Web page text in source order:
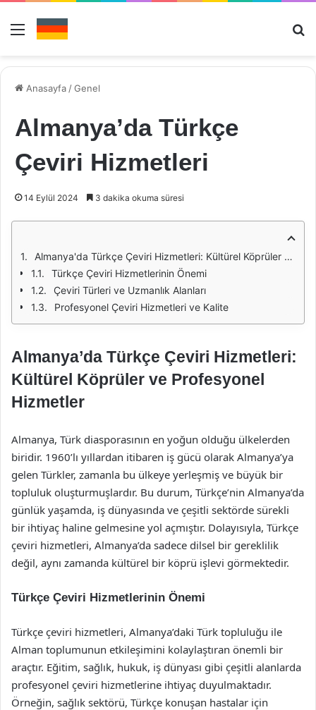
Menü
Anasayfa /Genel
Almanya’da Türkçe
Çeviri Hizmetleri
14 Eylül 2024 3 dakika okuma süresi
Almanya'da Türkçe Çeviri Hizmetleri: Kültürel Köprüler ve Profesyonel Hizmetler
Türkçe Çeviri Hizmetlerinin Önemi
Çeviri Türleri ve Uzmanlık Alanları
Profesyonel Çeviri Hizmetleri ve Kalite
Almanya’da Türkçe Çeviri Hizmetleri:
Kültürel Köprüler ve Profesyonel
Hizmetler
Almanya, Türk diasporasının en yoğun olduğu ülkelerden
biridir. 1960’lı yıllardan itibaren iş gücü olarak Almanya’ya
gelen Türkler, zamanla bu ülkeye yerleşmiş ve büyük bir
topluluk oluşturmuşlardır. Bu durum, Türkçe’nin Almanya’da
günlük yaşamda, iş dünyasında ve çeşitli sektörde sürekli
bir ihtiyaç haline gelmesine yol açmıştır. Dolayısıyla, Türkçe
çeviri hizmetleri, Almanya’da sadece dilsel bir gereklilik
değil, aynı zamanda kültürel bir köprü işlevi görmektedir.
Türkçe Çeviri Hizmetlerinin Önemi
Türkçe çeviri hizmetleri, Almanya’daki Türk topluluğu ile
Alman toplumunun etkileşimini kolaylaştıran önemli bir
araçtır. Eğitim, sağlık, hukuk, iş dünyası gibi çeşitli alanlarda
profesyonel çeviri hizmetlerine ihtiyaç duyulmaktadır.
Örneğin, sağlık sektörü, Türkçe konuşan hastalar için